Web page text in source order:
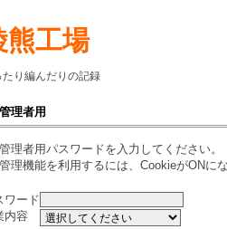
熊工場
たり編んだりの記録
管理者用
管理者用パスワードを入力してください。
管理機能を利用するには、CookieがONに
ワード
内容